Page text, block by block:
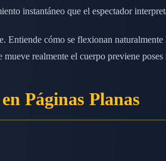
instantáneo que el espectador
cómo se flexionan
realmente el cuerpo previene
Páginas Planas